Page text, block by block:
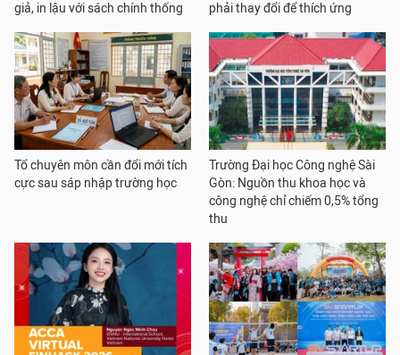
giả, in lậu với sách chính thống
phải thay đổi để thích ứng
Tổ chuyên môn cần đổi mới tích
cực sau sáp nhập trường học
Trường Đại học Công nghệ Sài
Gòn: Nguồn thu khoa học và
công nghệ chỉ chiếm 0,5% tổng
thu